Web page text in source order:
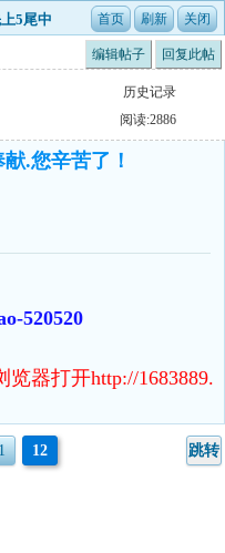
5尾中
编辑帖子 回复此帖
历史记录
阅读:2886
.您辛苦了！
520520
器打开http://1683889.
12 跳转